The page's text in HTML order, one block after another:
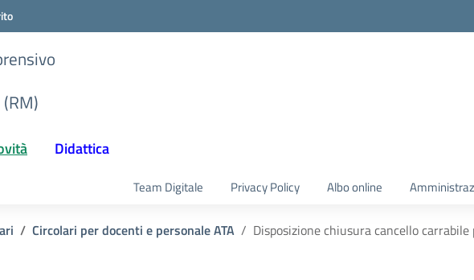
Didattica
Team Digitale Privacy Policy Albo online
Circolari per docenti e personale ATA Disposizione chiusura cancello carrabile